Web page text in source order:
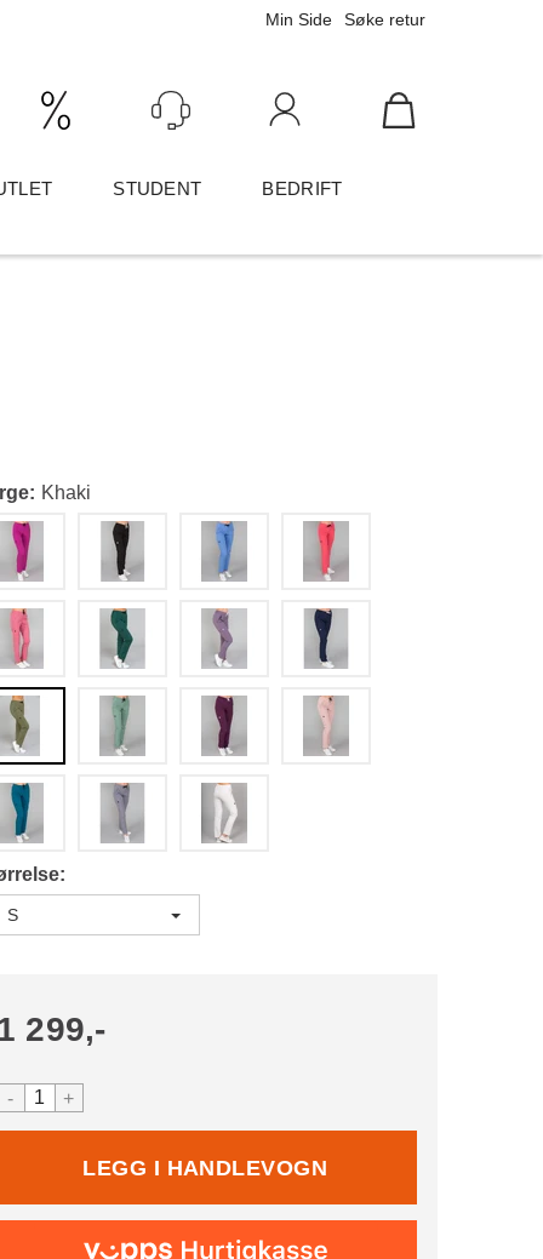
Søke retur
Min Side
STUDENT BEDRIFT
Khaki
S
299,-
- +